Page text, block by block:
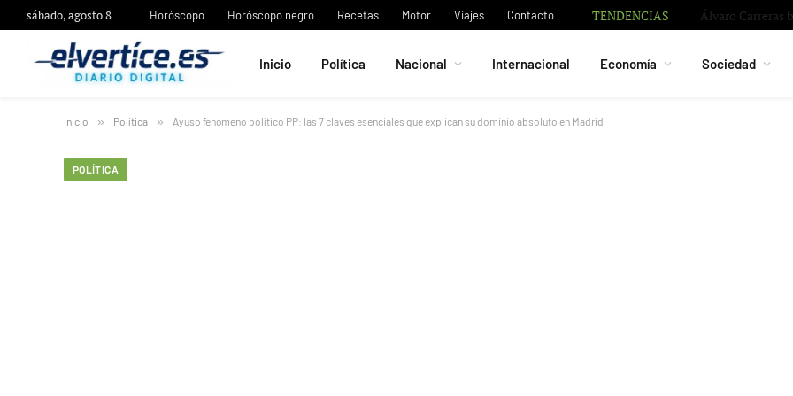
sábado, agosto 8 Horóscopo Horóscopo negro Recetas Motor Viajes Contacto TENDENCIAS Bruno
Inicio Política Nacional Internacional Economía Sociedad
Inicio » Política » Ayuso fenómeno político PP: las 7 claves esenciales que explican su dominio absoluto en Madrid
POLÍTICA